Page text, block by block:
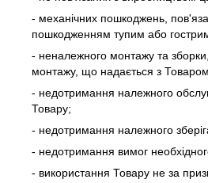
- механічних пошкоджень,
пошкодженням тупим або
- неналежного монтажу та
монтажу, що надається з
- недотримання належного
Товару;
- недотримання належного
- недотримання вимог
- використання Товару не за